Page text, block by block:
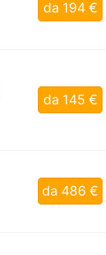
da 194 €
da 145 €
da 486 €